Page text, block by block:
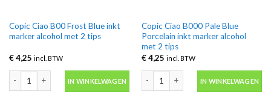
Copic Ciao B00 Frost Blue inkt
marker alcohol met 2 tips
€4,25 incl. BTW
IN WINKELWAGEN
Copic Ciao B000 Pale Blue
Porcelain inkt marker alcohol
met 2 tips
€4,25 incl. BTW
IN WINKELWAGEN